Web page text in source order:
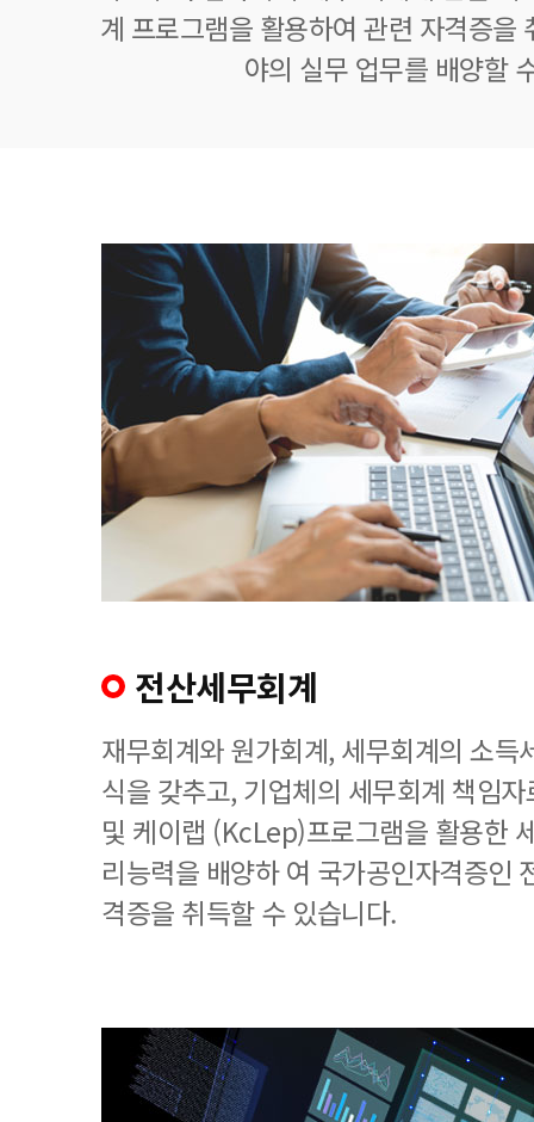
계 프로그램을 활용하여 관련 자격증을
야의 실무 업무를 배양할
전산세무회계
재무회계와 원가회계, 세무회계의 소득
식을 갖추고, 기업체의 세무회계 책임
및 케이랩 (KcLep)프로그램을 활용한
리능력을 배양하 여 국가공인자격증인
격증을 취득할 수 있습니다.